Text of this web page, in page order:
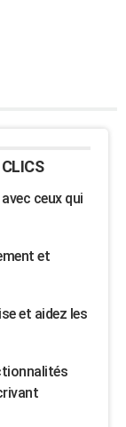
ceux qui
et
et aidez les